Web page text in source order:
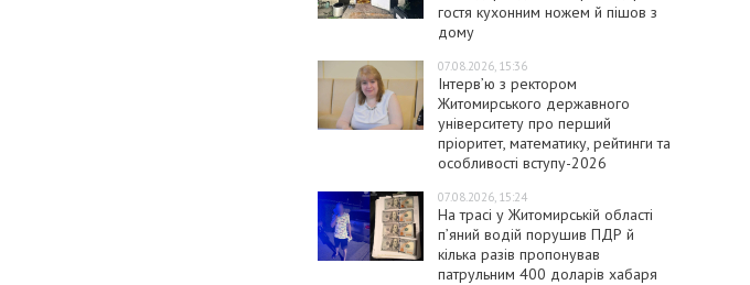
гостя кухонним ножем й пішов з
дому
07.08.2026, 15:36
Інтерв’ю з ректором
Житомирського державного
університету про перший
пріоритет, математику, рейтинги та
особливості вступу-2026
07.08.2026, 15:24
На трасі у Житомирській області
п’яний водій порушив ПДР й
кілька разів пропонував
патрульним 400 доларів хабаря